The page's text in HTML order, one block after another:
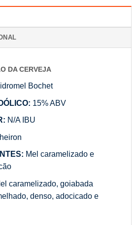
DA CERVEJA
Bochet
15% ABV
N/A IBU
Mel caramelizado e
caramelizado, goiabada
denso, adocicado e